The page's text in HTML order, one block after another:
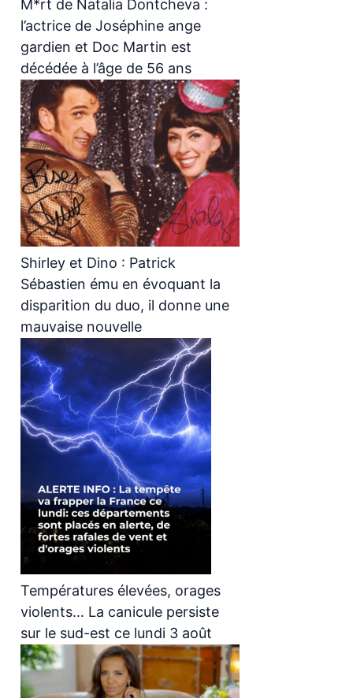
M*rt de Natalia Dontcheva :
l’actrice de Joséphine ange
gardien et Doc Martin est
décédée à l’âge de 56 ans
Shirley et Dino : Patrick
Sébastien ému en évoquant la
disparition du duo, il donne une
mauvaise nouvelle
Températures élevées, orages
violents… La canicule persiste
sur le sud-est ce lundi 3 août